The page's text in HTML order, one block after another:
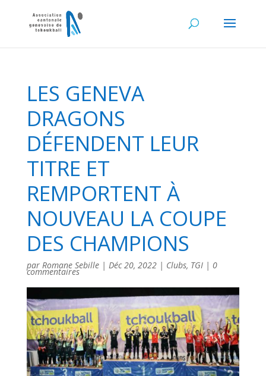
LES GENEVA
DRAGONS
DÉFENDENT LEUR
TITRE ET
REMPORTENT À
NOUVEAU LA COUPE
DES CHAMPIONS
par Romane Sebille| Déc 20, 2022| Clubs, TGI| 0
commentaires